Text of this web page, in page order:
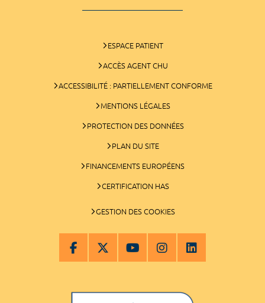
ESPACE PATIENT
ACCÈS AGENT CHU
ACCESSIBILITÉ : PARTIELLEMENT CONFORME
MENTIONS LÉGALES
PROTECTION DES DONNÉES
PLAN DU SITE
FINANCEMENTS EUROPÉENS
CERTIFICATION HAS
GESTION DES COOKIES